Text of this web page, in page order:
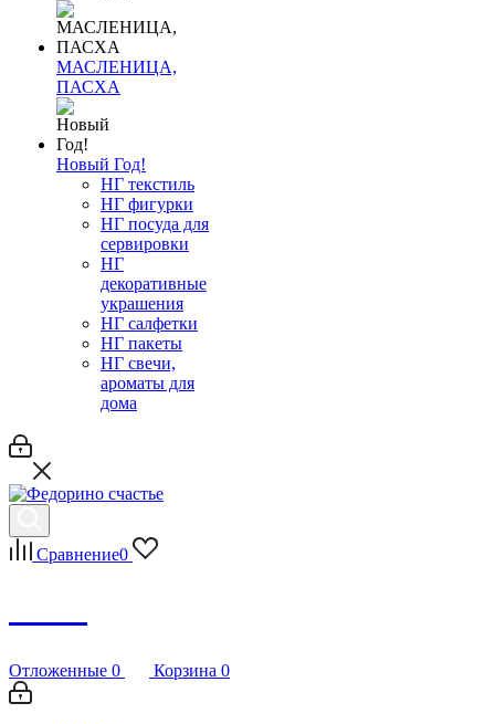
МАСЛЕНИЦА,
ПАСХА
Новый Год!
НГ текстиль
НГ фигурки
НГ посуда для
сервировки
НГ
декоративные
украшения
НГ салфетки
НГ пакеты
НГ свечи,
ароматы для
дома
Сравнение0
Отложенные 0 Корзина 0